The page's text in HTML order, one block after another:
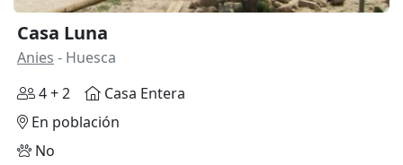
Casa Luna
Anies - Huesca
4 + 2
Casa Entera
En población
No